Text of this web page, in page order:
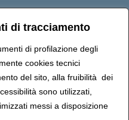
di tracciamento
di profilazione degli
cookies tecnici
del sito, alla fruibilità dei
sono utilizzati,
messi a disposizione
MADDALONI (CE)
0823408721